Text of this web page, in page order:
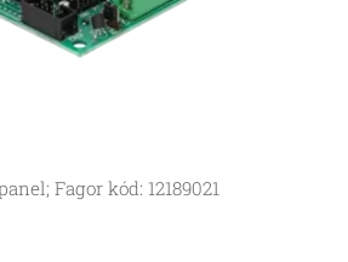
Fagor kód: 12189021